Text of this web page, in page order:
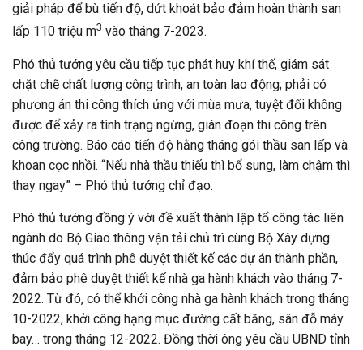
giải pháp để bù tiến độ, dứt khoát bảo đảm hoàn thành san
lấp 110 triệu m3 vào tháng 7-2023.
Phó thủ tướng yêu cầu tiếp tục phát huy khí thế, giám sát
chặt chẽ chất lượng công trình, an toàn lao động; phải có
phương án thi công thích ứng với mùa mưa, tuyệt đối không
được để xảy ra tình trạng ngừng, gián đoạn thi công trên
công trường. Báo cáo tiến độ hằng tháng gói thầu san lấp và
khoan cọc nhồi. “Nếu nhà thầu thiếu thì bổ sung, làm chậm thì
thay ngay” – Phó thủ tướng chỉ đạo.
Phó thủ tướng đồng ý với đề xuất thành lập tổ công tác liên
ngành do Bộ Giao thông vận tải chủ trì cùng Bộ Xây dựng
thúc đẩy quá trình phê duyệt thiết kế các dự án thành phần,
đảm bảo phê duyệt thiết kế nhà ga hành khách vào tháng 7-
2022. Từ đó, có thể khởi công nhà ga hành khách trong tháng
10-2022, khởi công hạng mục đường cất băng, sân đỗ máy
bay… trong tháng 12-2022. Đồng thời ông yêu cầu UBND tỉnh